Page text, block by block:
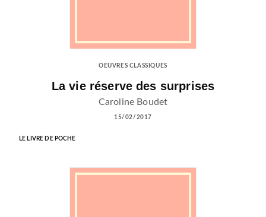
OEUVRES CLASSIQUES
La vie réserve des surprises
Caroline Boudet
15/02/2017
LE LIVRE DE POCHE